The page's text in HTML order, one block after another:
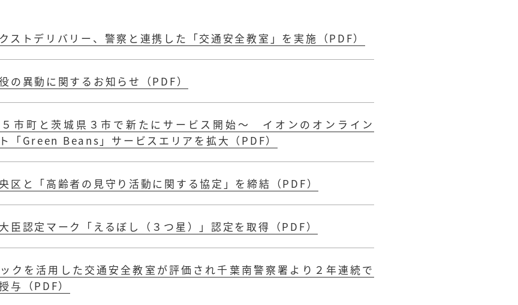
ストデリバリー、警察と連携した「交通安全教室」を実施（PDF）
の異動に関するお知らせ（PDF）
市町と茨城県３市で新たにサービス開始～ イオンのオンライン
「Green Beans」サービスエリアを拡大（PDF）
区と「高齢者の見守り活動に関する協定」を締結（PDF）
臣認定マーク「えるぼし（３つ星）」認定を取得（PDF）
クを活用した交通安全教室が評価され千葉南警察署より２年連続で
与（PDF）